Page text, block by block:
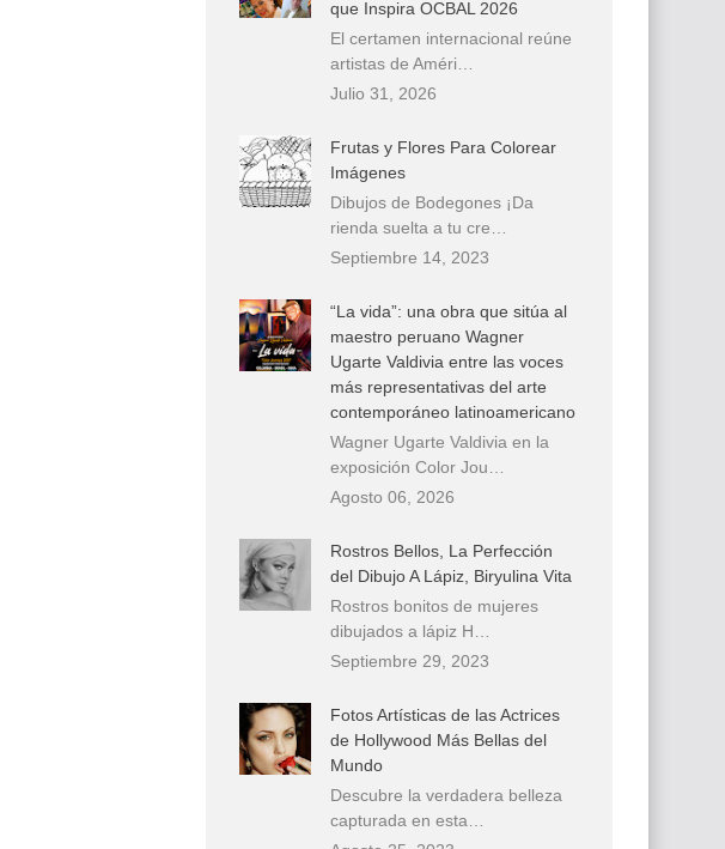
que Inspira OCBAL 2026
El certamen internacional reúne
artistas de Améri…
Julio 31, 2026
Frutas y Flores Para Colorear
Imágenes
Dibujos de Bodegones ¡Da
rienda suelta a tu cre…
Septiembre 14, 2023
“La vida”: una obra que sitúa al
maestro peruano Wagner
Ugarte Valdivia entre las voces
más representativas del arte
contemporáneo latinoamericano
Wagner Ugarte Valdivia en la
exposición Color Jou…
Agosto 06, 2026
Rostros Bellos, La Perfección
del Dibujo A Lápiz, Biryulina Vita
Rostros bonitos de mujeres
dibujados a lápiz H…
Septiembre 29, 2023
Fotos Artísticas de las Actrices
de Hollywood Más Bellas del
Mundo
Descubre la verdadera belleza
capturada en esta…